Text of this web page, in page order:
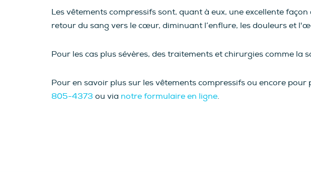
Les vêtements compressifs sont, quant à eux, une excellente
retour du sang vers le cœur, diminuant l’enflure, les douleurs et
Pour les cas plus sévères, des traitements et chirurgies comme la
Pour en savoir plus sur les vêtements compressifs ou encore
805-4373 ou via notre formulaire en ligne.